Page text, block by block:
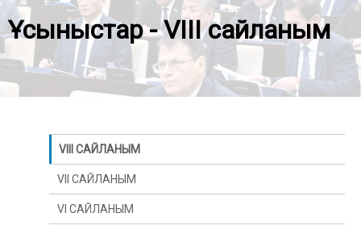
Ұсыныстар - VIII сайланым
VIII САЙЛАНЫМ
VII САЙЛАНЫМ
VI САЙЛАНЫМ